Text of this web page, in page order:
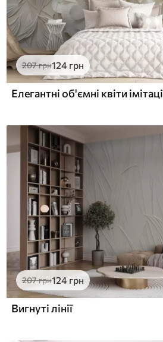
207грн124 грн
207грн124 грн
Вигнуті лінії